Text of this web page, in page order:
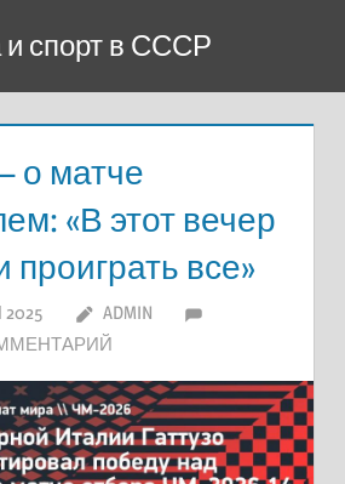
и спорт в СССР
о матче
«В этот вечер
проиграть все»
ADMIN